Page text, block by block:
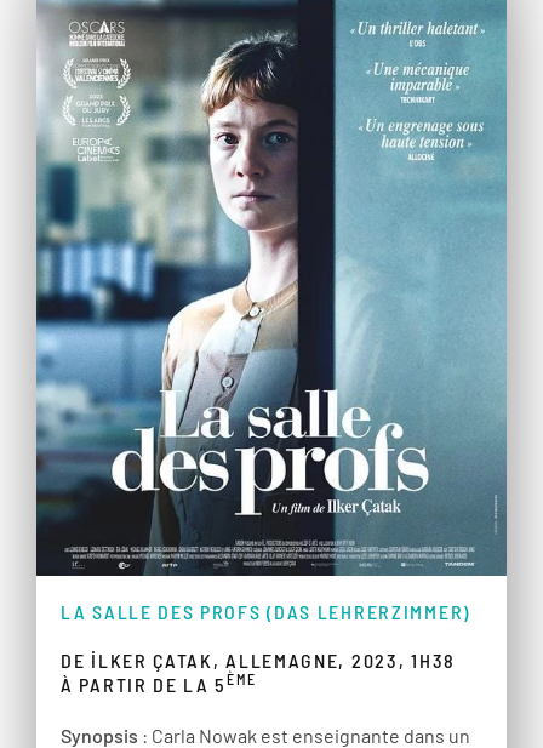
LA SALLE DES PROFS (DAS LEHRERZIMMER)
DE İLKER ÇATAK, ALLEMAGNE, 2023, 1H38
À PARTIR DE LA 5ÈME
Synopsis : Carla Nowak est enseignante dans un